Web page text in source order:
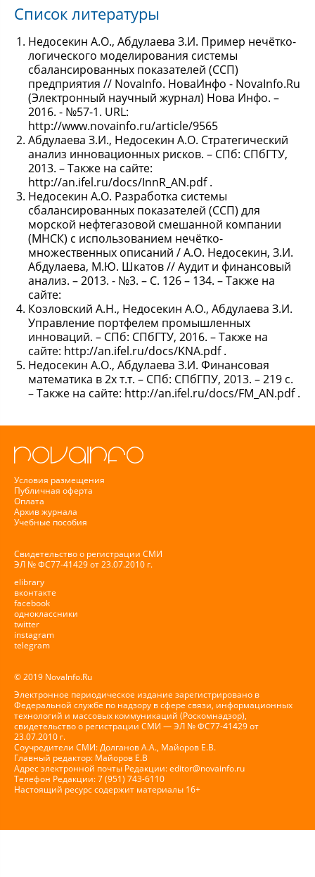
Список литературы
Недосекин А.О., Абдулаева З.И. Пример нечётко-
логического моделирования системы
сбалансированных показателей (ССП)
предприятия // NovaInfo. НоваИнфо - NovaInfo.Ru
(Электронный научный журнал) Нова Инфо. –
2016. - №57-1. URL:
http://www.novainfo.ru/article/9565
Абдулаева З.И., Недосекин А.О. Стратегический
анализ инновационных рисков. – СПб: СПбГТУ,
2013. – Также на сайте:
http://an.ifel.ru/docs/InnR_AN.pdf .
Недосекин А.О. Разработка системы
сбалансированных показателей (ССП) для
морской нефтегазовой смешанной компании
(МНСК) с использованием нечётко-
множественных описаний / А.О. Недосекин, З.И.
Абдулаева, М.Ю. Шкатов // Аудит и финансовый
анализ. – 2013. - №3. – С. 126 – 134. – Также на
сайте:
Козловский А.Н., Недосекин А.О., Абдулаева З.И.
Управление портфелем промышленных
инноваций. – СПб: СПбГТУ, 2016. – Также на
сайте: http://an.ifel.ru/docs/KNA.pdf .
Недосекин А.О., Абдулаева З.И. Финансовая
математика в 2х т.т. – СПб: СПбГПУ, 2013. – 219 с.
– Также на сайте: http://an.ifel.ru/docs/FM_AN.pdf .
Условия размещения
Публичная оферта
Оплата
Архив журнала
Учебные пособия
Свидетельство о регистрации СМИ
ЭЛ № ФС77-41429 от 23.07.2010 г.
elibrary
вконтакте
facebook
одноклассники
twitter
instagram
telegram
© 2019 NovaInfo.Ru
Электронное периодическое издание зарегистрировано в
Федеральной службе по надзору в сфере связи, информационных
технологий и массовых коммуникаций (Роскомнадзор),
свидетельство о регистрации СМИ — ЭЛ № ФС77-41429 от
23.07.2010 г.
Соучредители СМИ: Долганов А.А., Майоров Е.В.
Главный редактор: Майоров Е.В
Адрес электронной почты Редакции:editor@novainfo.ru
Телефон Редакции: 7 (951) 743-6110
Настоящий ресурс содержит материалы 16+